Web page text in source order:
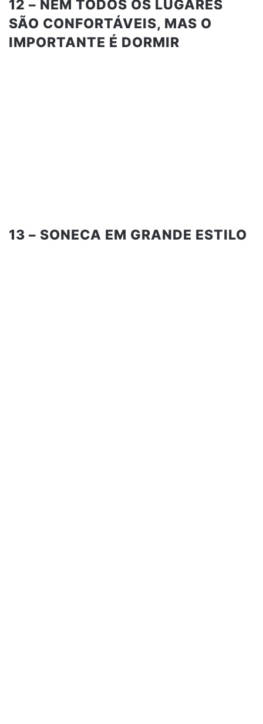
12 – NEM TODOS OS LUGARES
SÃO CONFORTÁVEIS, MAS O
IMPORTANTE É DORMIR
13 – SONECA EM GRANDE ESTILO